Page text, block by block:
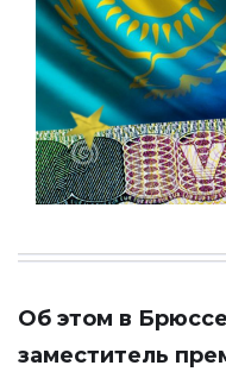
Об этом в
заместитель